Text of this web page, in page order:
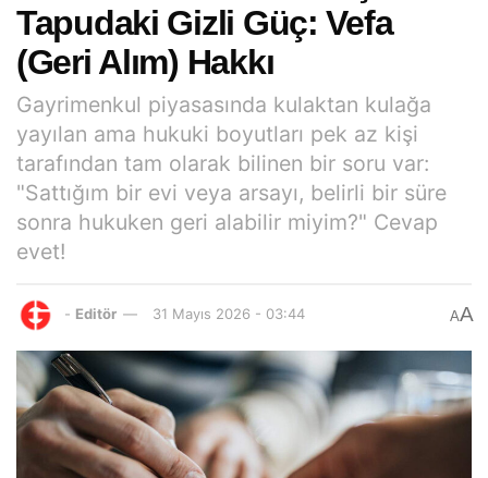
Tapudaki Gizli Güç: Vefa
(Geri Alım) Hakkı
Gayrimenkul piyasasında kulaktan kulağa
yayılan ama hukuki boyutları pek az kişi
tarafından tam olarak bilinen bir soru var:
"Sattığım bir evi veya arsayı, belirli bir süre
sonra hukuken geri alabilir miyim?" Cevap
evet!
- Editör 31 Mayıs 2026 - 03:44 AA